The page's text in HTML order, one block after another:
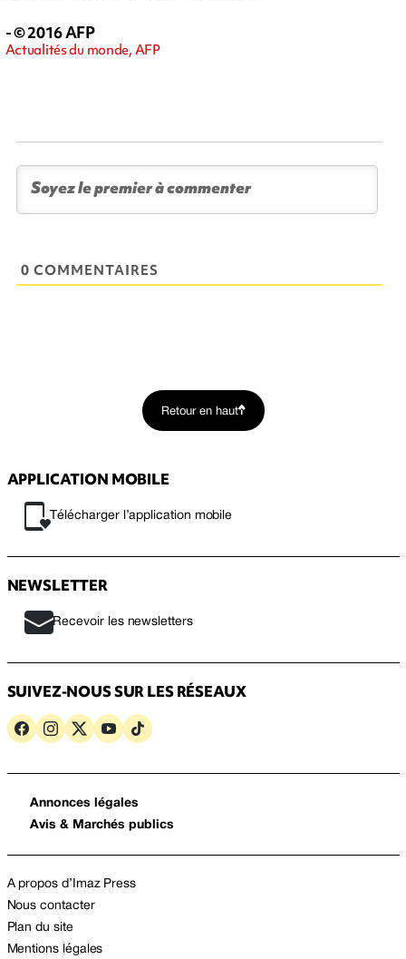
- © 2016 AFP
Actualités du monde, AFP
0 COMMENTAIRES
Retour en haut
APPLICATION MOBILE
Télécharger l’application mobile
NEWSLETTER
Recevoir les newsletters
SUIVEZ-NOUS SUR LES RÉSEAUX
Annonces légales
Avis & Marchés publics
A propos d’Imaz Press
Nous contacter
Plan du site
Mentions légales